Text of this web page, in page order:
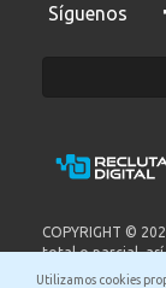
Síguenos
COPYRIGHT ©
total o parcial,
autorización
Utilizamos cookies